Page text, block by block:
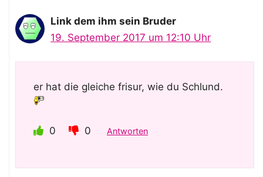
Link dem ihm sein Bruder
19. September 2017 um 12:10 Uhr
er hat die gleiche frisur, wie du Schlund.
0 0 Antworten